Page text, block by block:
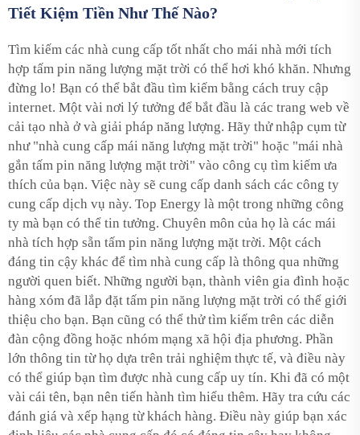
Tiết Kiệm Tiền Như Thế Nào?
Tìm kiếm các nhà cung cấp tốt nhất cho mái nhà mới tích
hợp tấm pin năng lượng mặt trời có thể hơi khó khăn. Nhưng
đừng lo! Bạn có thể bắt đầu tìm kiếm bằng cách truy cập
internet. Một vài nơi lý tưởng để bắt đầu là các trang web về
cải tạo nhà ở và giải pháp năng lượng. Hãy thử nhập cụm từ
như "nhà cung cấp mái năng lượng mặt trời" hoặc "mái nhà
gắn tấm pin năng lượng mặt trời" vào công cụ tìm kiếm ưa
thích của bạn. Việc này sẽ cung cấp danh sách các công ty
cung cấp dịch vụ này. Top Energy là một trong những công
ty mà bạn có thể tin tưởng. Chuyên môn của họ là các mái
nhà tích hợp sẵn tấm pin năng lượng mặt trời. Một cách
đáng tin cậy khác để tìm nhà cung cấp là thông qua những
người quen biết. Những người bạn, thành viên gia đình hoặc
hàng xóm đã lắp đặt tấm pin năng lượng mặt trời có thể giới
thiệu cho bạn. Bạn cũng có thể thử tìm kiếm trên các diễn
đàn cộng đồng hoặc nhóm mạng xã hội địa phương. Phần
lớn thông tin từ họ dựa trên trải nghiệm thực tế, và điều này
có thể giúp bạn tìm được nhà cung cấp uy tín. Khi đã có một
vài cái tên, bạn nên tiến hành tìm hiểu thêm. Hãy tra cứu các
đánh giá và xếp hạng từ khách hàng. Điều này giúp bạn xác